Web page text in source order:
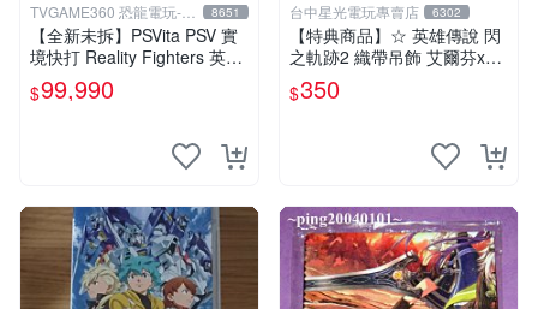
TVGAME360 恐龍電玩-台
中店
8651
【全新未拆】PSVita PSV 實
境快打 Reality Fighters 英文
版【台中恐龍電玩】
$99,990
台中星光電玩專賣店 6302
【特典商品】☆ 英雄傳說 閃
之軌跡2 織帶吊飾 艾爾芬x奧
利巴特 ☆【官方授權商品】
台中星光電玩
$350